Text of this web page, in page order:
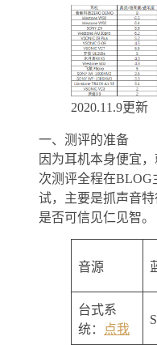
2020.11.9更新
一、测评的准备
因为耳机本身便宜
次测评全程在BLOG
试，主要是抓声音特
是否可信见仁见智。
音源
台式系
统：
点我